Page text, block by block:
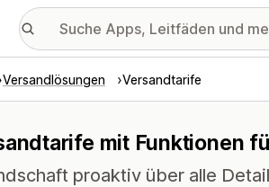
Versandlösungen Versandtarife
mit Funktionen
proaktiv über alle